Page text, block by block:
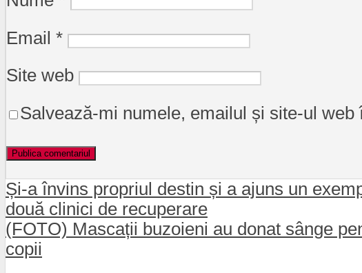
Email *
Site web
Salvează-mi numele, emailul și site-ul
Și-a învins propriul destin și a ajuns un
două clinici de recuperare
(FOTO) Mascații buzoieni au donat sânge
copii